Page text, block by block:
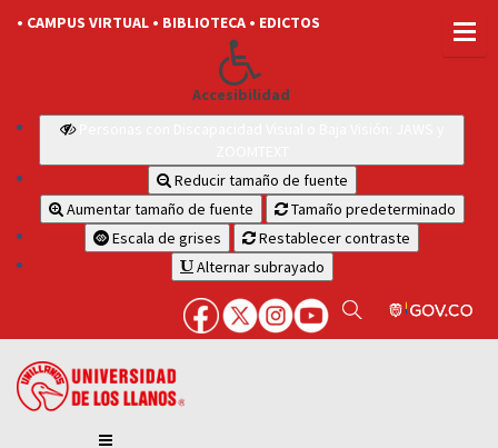
• CAMPUS VIRTUAL • BIBLIOTECA • EDICTOS
Accesibilidad
Reducir tamaño de fuente
Aumentar tamaño de fuente
Tamaño predeterminado
Escala de grises
Restablecer contraste
Alternar subrayado